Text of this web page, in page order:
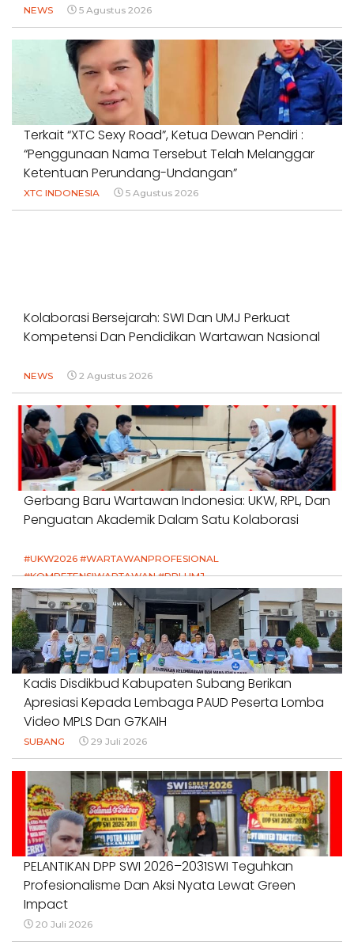
NEWS 5 Agustus 2026
Terkait “XTC Sexy Road”, Ketua Dewan Pendiri :
“Penggunaan Nama Tersebut Telah Melanggar
Ketentuan Perundang-Undangan”
XTC INDONESIA 5 Agustus 2026
Kolaborasi Bersejarah: SWI Dan UMJ Perkuat
Kompetensi Dan Pendidikan Wartawan Nasional
NEWS 2 Agustus 2026
Gerbang Baru Wartawan Indonesia: UKW, RPL, Dan
Penguatan Akademik Dalam Satu Kolaborasi
#UKW2026 #WARTAWANPROFESIONAL
#KOMPETENSIWARTAWAN #RPLUMJ
#PENDIDIKANWARTAWAN #SWINASIONAL #SWIJABAR
1 Agustus 2026
Kadis Disdikbud Kabupaten Subang Berikan
Apresiasi Kepada Lembaga PAUD Peserta Lomba
Video MPLS Dan G7KAIH
SUBANG 29 Juli 2026
PELANTIKAN DPP SWI 2026–2031SWI Teguhkan
Profesionalisme Dan Aksi Nyata Lewat Green
Impact
20 Juli 2026